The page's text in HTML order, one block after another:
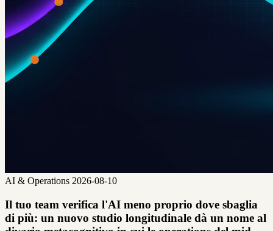
AI & Operations 2026-08-10
Il tuo team verifica l'AI meno proprio dove sbaglia
di più: un nuovo studio longitudinale dà un nome al